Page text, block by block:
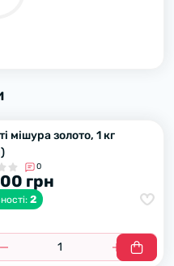
мішура золото, 1 кг
0
грн
2